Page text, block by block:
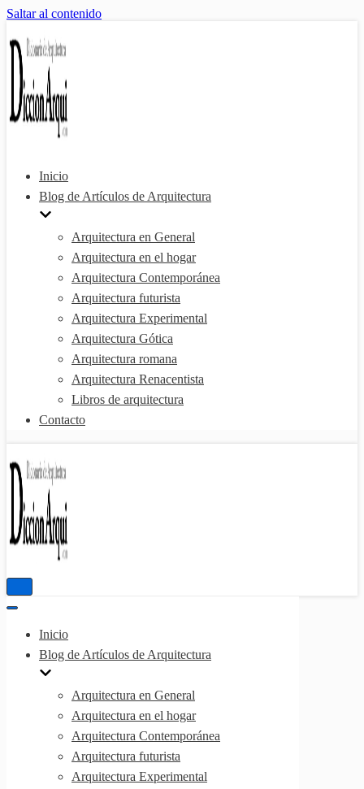
Saltar al contenido
Inicio
Blog de Artículos de Arquitectura
Arquitectura en General
Arquitectura en el hogar
Arquitectura Contemporánea
Arquitectura futurista
Arquitectura Experimental
Arquitectura Gótica
Arquitectura romana
Arquitectura Renacentista
Libros de arquitectura
Contacto
Menú
Menú
navegación
Inicio
Blog de Artículos de Arquitectura
Arquitectura en General
Arquitectura en el hogar
Arquitectura Contemporánea
Arquitectura futurista
Arquitectura Experimental